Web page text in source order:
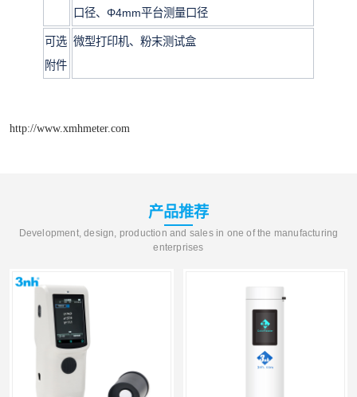
口径、Φ4mm平台测量口径
可选
附件
微型打印机、粉末测试盒
http://www.xmhmeter.com
产品推荐
Development, design, production and sales in one of the manufacturing
enterprises